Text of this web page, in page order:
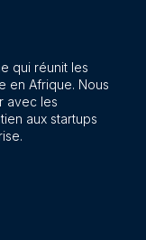
qui réunit les
en Afrique. Nous
avec les
aux startups